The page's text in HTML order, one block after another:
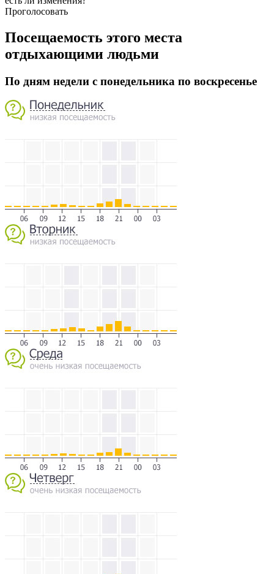
Проголосовать
Посещаемость этого места
отдыхающими людьми
По дням недели с понедельника по воскресенье